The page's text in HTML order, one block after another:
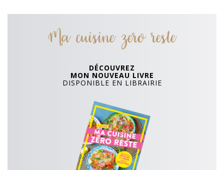
Ma cuisine zero reste
DÉCOUVREZ
MON NOUVEAU LIVRE
DISPONIBLE EN LIBRAIRIE